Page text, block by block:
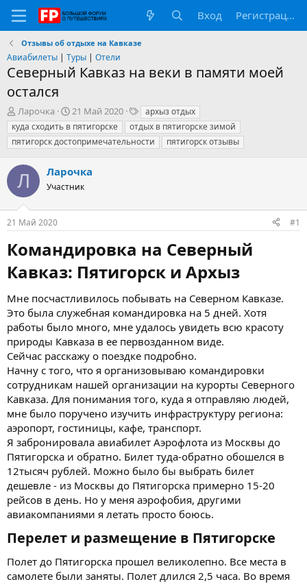
Вход Регистрация
Отзывы об отдыхе на Кавказе
Авиабилеты | Туры | Отели
Северный Кавказ на веки в памяти моей
остался
А
в
т
о
т
е
м
ы
Ларочка
Д
а
т
а
а
ч
л
21 Май 2020
Т
е
г
и
архыз отдых
куда сходить в пятигорске
отдых в пятигорске зимой
пятигорск достопримечательности
пятигорск отзывы
Л Ларочка
Участник
21 Май 2020 #1
Командировка на Северный
Кавказ: Пятигорск и Архыз​
Мне посчастливилось побывать на Северном Кавказе.
Это была служебная командировка на 5 дней. Хотя
работы было много, мне удалось увидеть всю красоту
природы Кавказа в ее первозданном виде.
Сейчас расскажу о поездке подробно.
Начну с того, что я организовываю командировки
сотрудникам нашей организации на курорты Северного
Кавказа. Для понимания того, куда я отправляю людей,
мне было поручено изучить инфраструктуру региона:
аэропорт, гостиницы, кафе, транспорт.
Я забронировала авиабилет Аэрофлота из Москвы до
Пятигорска и обратно. Билет туда-обратно обошелся в
12тысяч рублей. Можно было бы выбрать билет
дешевле - из Москвы до Пятигорска примерно 15-20
рейсов в день. Но у меня аэрофобия, другими
авиакомпаниями я летать просто боюсь.
Перелет и размещение в Пятигорске​
Полет до Пятигорска прошел великолепно. Все места в
самолете были заняты. Полет длился 2,5 часа. Во время